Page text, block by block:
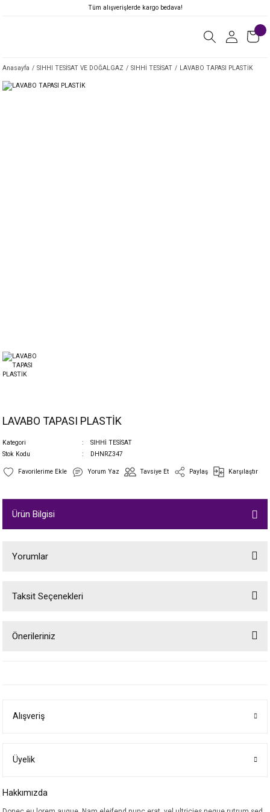
Tüm alışverişlerde kargo bedava!
Anasayfa SIHHI TESİSAT VE DOĞALGAZ SIHHİ TESİSAT LAVABO TAPASI PLASTİK
LAVABO TAPASI PLASTİK
Kategori
SIHHİ TESİSAT
Stok Kodu
DHNRZ347
Yorum Yaz Tavsiye Et Paylaş Karşılaştır
Ürün Bilgisi
Yorumlar
Taksit Seçenekleri
Önerileriniz
Ürün bilgilerinde hatalar bulunuyor.
Bu ürüne benzer farklı alternatifler olmalı.
Alışveriş
Üyelik
Hakkımızda